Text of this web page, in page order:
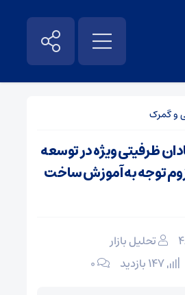
و گمرک
ظرفیتی ویژه در توسعه
توجه به آموزش ساخت
تحلیل بازار
۰